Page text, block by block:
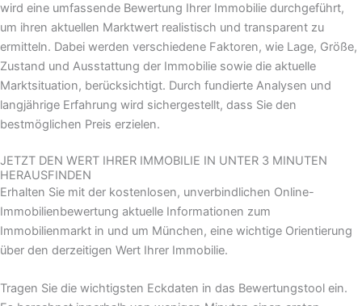
wird eine umfassende Bewertung Ihrer Immobilie durchgeführt,
um ihren aktuellen Marktwert realistisch und transparent zu
ermitteln. Dabei werden verschiedene Faktoren, wie Lage, Größe,
Zustand und Ausstattung der Immobilie sowie die aktuelle
Marktsituation, berücksichtigt. Durch fundierte Analysen und
langjährige Erfahrung wird sichergestellt, dass Sie den
bestmöglichen Preis erzielen.
JETZT DEN WERT IHRER IMMOBILIE IN UNTER 3 MINUTEN
HERAUSFINDEN
Erhalten Sie mit der kostenlosen, unverbindlichen Online-
Immobilienbewertung aktuelle Informationen zum
Immobilienmarkt in und um München, eine wichtige Orientierung
über den derzeitigen Wert Ihrer Immobilie.
Tragen Sie die wichtigsten Eckdaten in das Bewertungstool ein.